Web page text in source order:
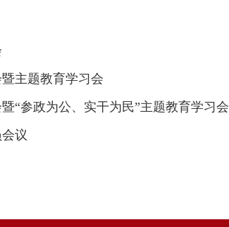
主题教育学习会
“参政为公、实干为民”主题教育学习会
议